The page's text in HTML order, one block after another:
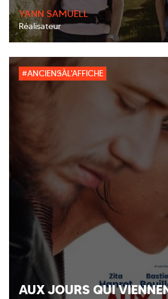
YANN SAMUELL
Réalisateur
#ANCIENSÀL'AFFICHE
AUX JOURS QUI